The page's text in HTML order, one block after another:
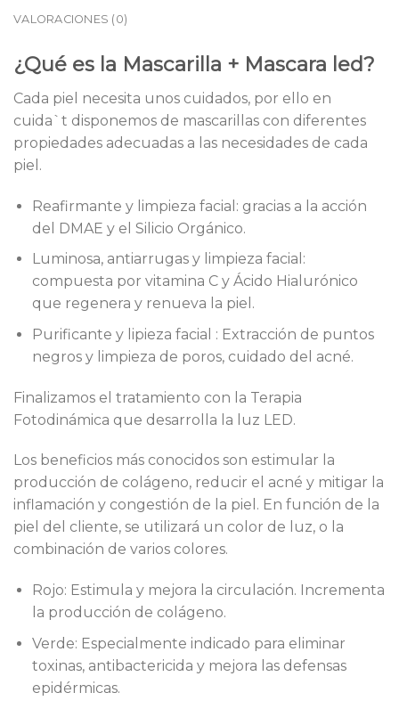
VALORACIONES (0)
¿Qué es la Mascarilla + Mascara led?
Cada piel necesita unos cuidados, por ello en
cuida`t disponemos de mascarillas con diferentes
propiedades adecuadas a las necesidades de cada
piel.
Reafirmante y limpieza facial: gracias a la acción
del DMAE y el Silicio Orgánico.
Luminosa, antiarrugas y limpieza facial:
compuesta por vitamina C y Ácido Hialurónico
que regenera y renueva la piel.
Purificante y lipieza facial : Extracción de puntos
negros y limpieza de poros, cuidado del acné.
Finalizamos el tratamiento con la Terapia
Fotodinámica que desarrolla la luz LED.
Los beneficios más conocidos son estimular la
producción de colágeno, reducir el acné y mitigar la
inflamación y congestión de la piel. En función de la
piel del cliente, se utilizará un color de luz, o la
combinación de varios colores.
Rojo: Estimula y mejora la circulación. Incrementa
la producción de colágeno.
Verde: Especialmente indicado para eliminar
toxinas, antibactericida y mejora las defensas
epidérmicas.